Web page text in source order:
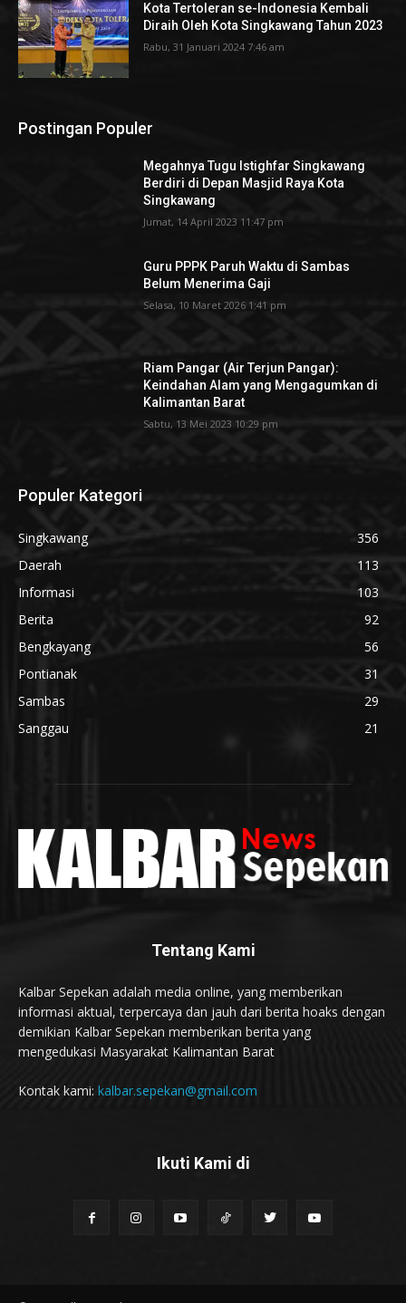
Kota Tertoleran se-Indonesia Kembali
Diraih Oleh Kota Singkawang Tahun 2023
Rabu, 31 Januari 2024 7:46 am
Postingan Populer
Megahnya Tugu Istighfar Singkawang
Berdiri di Depan Masjid Raya Kota
Singkawang
Jumat, 14 April 2023 11:47 pm
Guru PPPK Paruh Waktu di Sambas
Belum Menerima Gaji
Selasa, 10 Maret 2026 1:41 pm
Riam Pangar (Air Terjun Pangar):
Keindahan Alam yang Mengagumkan di
Kalimantan Barat
Sabtu, 13 Mei 2023 10:29 pm
Populer Kategori
Singkawang
356
Daerah
113
Informasi
103
Berita
92
Bengkayang
56
Pontianak
31
Sambas
29
Sanggau
21
Tentang Kami
Kalbar Sepekan adalah media online, yang memberikan
informasi aktual, terpercaya dan jauh dari berita hoaks dengan
demikian Kalbar Sepekan memberikan berita yang
mengedukasi Masyarakat Kalimantan Barat
Kontak kami: kalbar.sepekan@gmail.com
Ikuti Kami di